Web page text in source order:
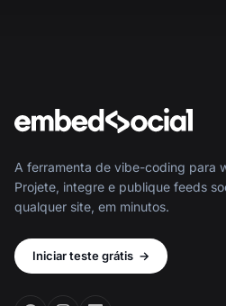
A ferramenta de vibe-coding para
Projete, integre e publique feeds
qualquer site, em minutos.
Iniciar teste grátis →